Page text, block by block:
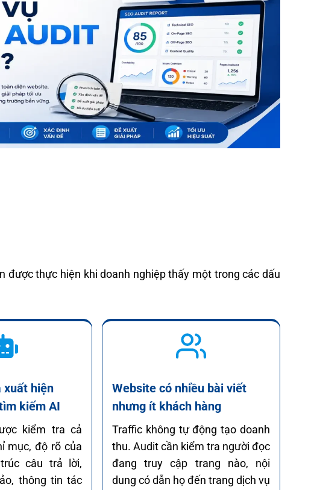
được thực hiện khi doanh nghiệp thấy một trong các dấu
xuất hiện
kiếm AI
kiểm tra cả
mục, độ rõ của
câu trả lời,
thông tin tác
Website có nhiều bài viết
nhưng ít khách hàng
Traffic không tự động tạo doanh
thu. Audit cần kiểm tra người đọc
đang truy cập trang nào, nội
dung có dẫn họ đến trang dịch vụ